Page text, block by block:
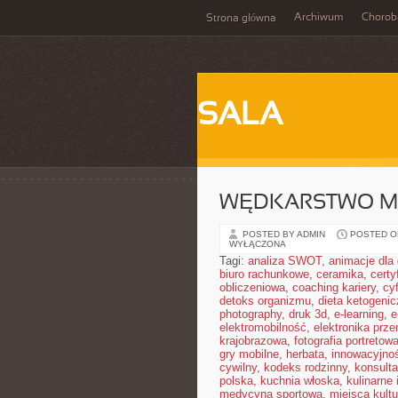
Strona główna Archiwum
SALA
WĘDKARSTWO
POSTED BY ADMIN POSTED
WYŁĄCZONA
Tagi: analiza SWOT, animacje dla
biuro rachunkowe, ceramika,
obliczeniowa, coaching kariery,
detoks organizmu, dieta
photography, druk 3d, e-learning,
elektromobilność, elektronika
krajobrazowa, fotografia portretowa
gry mobilne, herbata,
cywilny, kodeks rodzinny,
polska, kuchnia włoska, kulinarne
medycyna sportowa, miejsca kultu